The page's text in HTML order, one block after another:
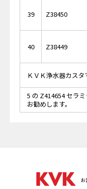
39 Z38450
40 Z38449
ＫＶＫ浄水器カス
5 の Z414654 セラ
お勧めします。
お